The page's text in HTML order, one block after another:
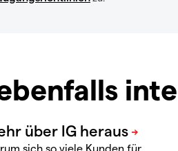
sich so viele Kunden für